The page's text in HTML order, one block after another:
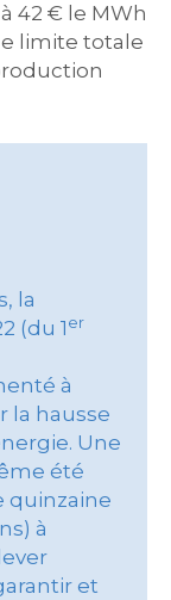
42 € le MWh
limite totale
la
(du 1 er
à
la hausse
Une
été
quinzaine
à
et